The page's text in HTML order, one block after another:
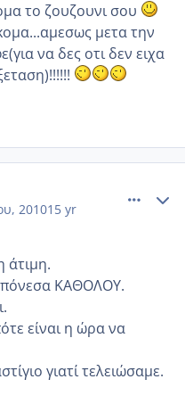
το ζουζουνι σου
μετα την
να δες οτι δεν ειχα
201015 yr
άτιμη.
πόνεσα ΚΑΘΟΛΟΥ.
είναι η ώρα να
γιατί τελειώσαμε.